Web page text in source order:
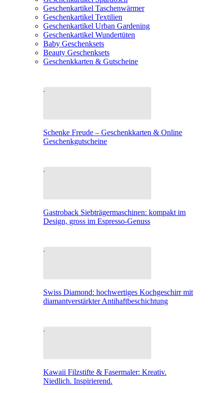
Geschenkartikel Taschenwärmer
Geschenkartikel Textilien
Geschenkartikel Urban Gardening
Geschenkartikel Wundertüten
Baby Geschenksets
Beauty Geschenksets
Geschenkkarten & Gutscheine
Schenke Freude – Geschenkkarten & Online
Geschenkgutscheine
Gastroback Siebträgermaschinen: kompakt im
Design, gross im Espresso-Genuss
Swiss Diamond: hochwertiges Kochgeschirr mit
diamantverstärkter Antihaftbeschichtung
Kawaii Filzstifte & Fasermaler: Kreativ.
Niedlich. Inspirierend.